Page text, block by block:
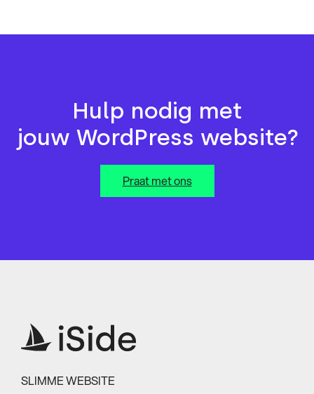
Hulp nodig met
jouw WordPress website?
Praat met ons
SLIMME WEBSITE